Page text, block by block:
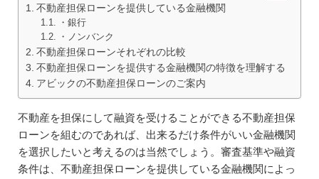
不動産担保ローンを提供している金融機関
・銀行
・ノンバンク
不動産担保ローンそれぞれの比較
不動産担保ローンを提供する金融機関の特徴を理解する
アビックの不動産担保ローンのご案内
不動産を担保にして融資を受けることができる不動産担保
ローンを組むのであれば、出来るだけ条件がいい金融機関
を選択したいと考えるのは当然でしょう。審査基準や融資
条件は、不動産担保ローンを提供している金融機関によっ